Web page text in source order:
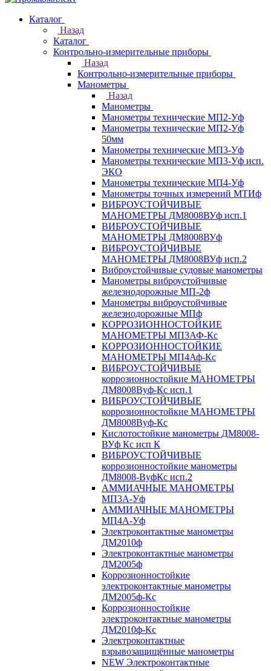
Каталог
Назад
Каталог
Контрольно-измерительные приборы
Назад
Контрольно-измерительные приборы
Манометры
Назад
Манометры
Манометры технические МП2-Уф
Манометры технические МП2-Уф
50мм
Манометры технические МП3-Уф
Манометры технические МП3-Уф исп.
ЭКО
Манометры технические МП4-Уф
Манометры точных измерений МТИф
ВИБРОУСТОЙЧИВЫЕ
МАНОМЕТРЫ ДМ8008ВУф исп.1
ВИБРОУСТОЙЧИВЫЕ
МАНОМЕТРЫ ДМ8008ВУф
ВИБРОУСТОЙЧИВЫЕ
МАНОМЕТРЫ ДМ8008ВУф исп.2
Виброустойчивые судовые манометры
Манометры виброустойчивые
железнодорожные МП-2ф
Манометры виброустойчивые
железнодорожные МПф
КОРРОЗИОННОСТОЙКИЕ
МАНОМЕТРЫ МП3АФ-Кс
КОРРОЗИОННОСТОЙКИЕ
МАНОМЕТРЫ МП4Аф-Кс
ВИБРОУСТОЙЧИВЫЕ
коррозионностойкие МАНОМЕТРЫ
ДМ8008Вуф-Кс исп.1
ВИБРОУСТОЙЧИВЫЕ
коррозионностойкие МАНОМЕТРЫ
ДМ8008Вуф-Кс
Кислотостойкие манометры ДМ8008-
ВУф Кс исп К
ВИБРОУСТОЙЧИВЫЕ
коррозионностойкие манометры
ДМ8008-ВуфКс исп.2
АММИАЧНЫЕ МАНОМЕТРЫ
МП3А-Уф
АММИАЧНЫЕ МАНОМЕТРЫ
МП4А-Уф
Электроконтактные манометры
ДМ2010ф
Электроконтактные манометры
ДМ2005ф
Коррозионностойкие
электроконтактные манометры
ДМ2005ф-Кс
Коррозионностойкие
электроконтактные манометры
ДМ2010ф-Кс
Электроконтактные
взрывозащищённые манометры
NEW Электроконтактные